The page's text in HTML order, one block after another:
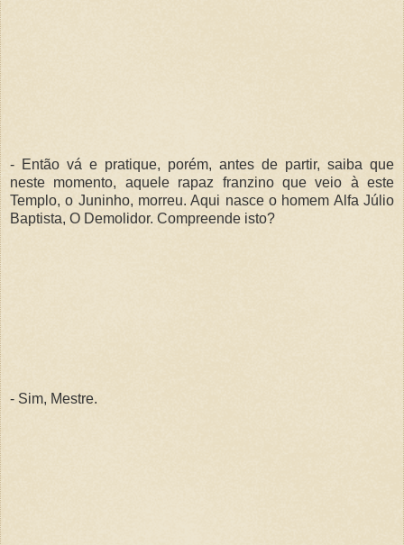
- Então vá e pratique, porém, antes de partir, saiba que
neste momento, aquele rapaz franzino que veio à este
Templo, o Juninho, morreu. Aqui nasce o homem Alfa Júlio
Baptista, O Demolidor. Compreende isto?
- Sim, Mestre.